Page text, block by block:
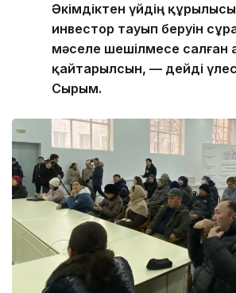
Әкімдіктен үйдің
инвестор тауып беруін
мәселе шешілмесе салған
қайтарылсын, — дейді
Сырым.